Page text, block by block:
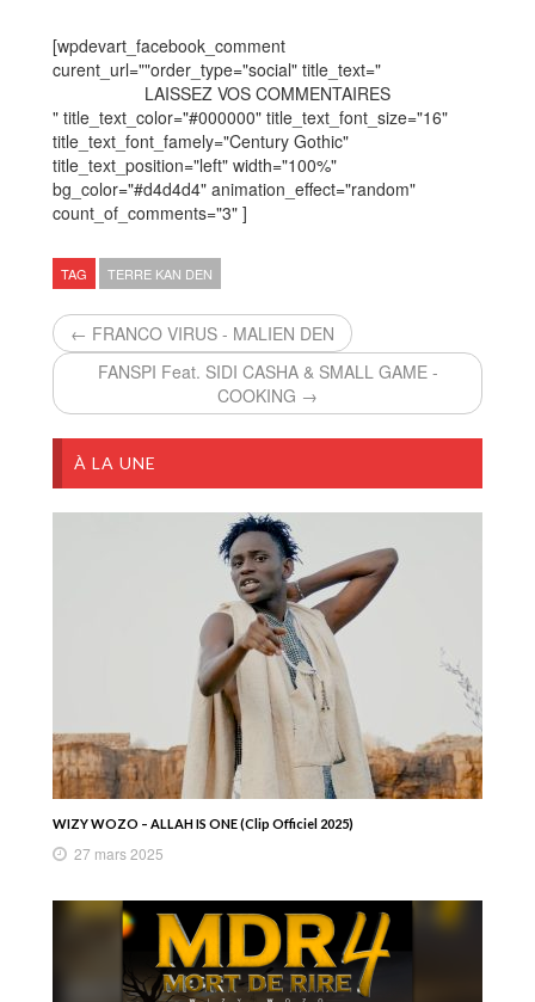
[wpdevart_facebook_comment
curent_url=""order_type="social" title_text="
LAISSEZ VOS COMMENTAIRES
" title_text_color="#000000" title_text_font_size="16"
title_text_font_famely="Century Gothic"
title_text_position="left" width="100%"
bg_color="#d4d4d4" animation_effect="random"
count_of_comments="3" ]
TAG TERRE KAN DEN
← FRANCO VIRUS - MALIEN DEN
FANSPI Feat. SIDI CASHA & SMALL GAME -
COOKING →
À LA UNE
WIZY WOZO – ALLAH IS ONE (Clip Officiel 2025)
27 mars 2025